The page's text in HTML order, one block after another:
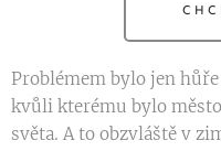
Problémem bylo jen
kvůli kterému bylo
světa. A to obzvláště v